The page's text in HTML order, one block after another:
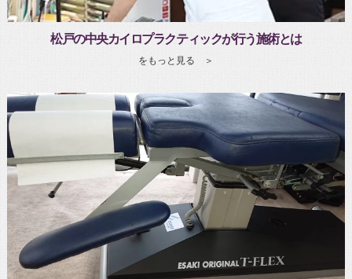
松戸の中央カイロプラクティックが行う施術とは
をもっと見る ＞